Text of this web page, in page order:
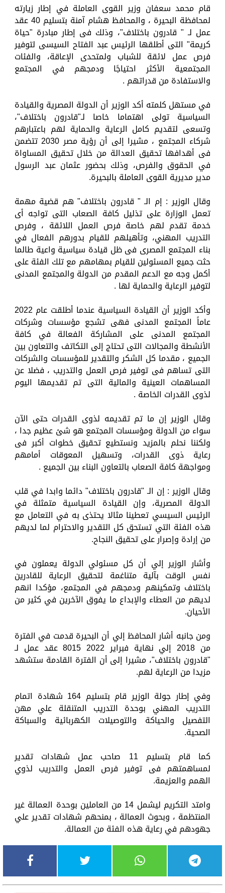
قام محمد سعفان وزير القوى العاملة في إطار زيارته
لمحافظة البحيرة ، والمحافظ هشام آمنة بتسليم 40 عقد
عمل لـ " قادرون باختلاف"، وذلك فى إطار مبادرة "حياة
كريمة" التى أطلقها الرئيس عبد الفتاح السيسى لتوفير
فرص عمل لائقة للشباب ولمتحدى الإعاقة، والفئات
المجتمعية الأكثر احتياجًا ودمجهم في المجتمع
والاستفادة من قدراتهم .
في مستهل كلمته أكد الوزير أن الدولة المصرية والقيادة
السياسية تولى اهتماما خاصا لـ"قادرون باختلاف"،
وتسعى لتقديم كامل الرعاية والحماية لهم باعتبارهم
شركاء المجتمع ، مشيرا إلى أن رؤية مصر 2030 تتضمن
فى أهدافها تحقيق العدالة من خلال تحقيق المساواة
في الحقوق والفرص، وذلك بحضور عثمان عبد الرسول
مدير مديرية القوى العاملة بالبحيرة.
وقال الوزير : إم الـ " قادرون باختلاف" هم قضية مهمة
تعمل الوزارة على تذليل كافة الصعاب التى تواجه أى
خدمة تقدم لهم خاصة فرص العمل اللائقة ، وفرص
التدريب المهني، وتأهيلهم للقيام بدورهم الفعال في
بناء المجتمع المصرى فى ظل قيادة سياسية واعية طالما
حثت جميع المسئولين للقيام بمهامهم مع تلك الفئة على
أكمل وجه مع الدعم المقدم من الدولة والمجتمع المدنى
لتوفير الرعاية والحماية لها .
وأكد الوزير أن القيادة السياسية عندما أطلقت عام 2022
عاماً المجتمع المدنى فهى تشجع مؤسسات وشركات
المجتمع المدنى على المشاركة الفعالة في كافة
الأنشطة والمجالات التى تحتاج إلى التكاتف والتعاون بين
الجميع ، مقدما كل الشكر والتقدير للمؤسسات والشركات
التى تساهم فى توفير فرص العمل والتدريب ، فضلا عن
المساهمات العينية والمالية التى تم تقديمها اليوم
لذوى القدرات الخاصة .
وقال الوزير إن ما تم تقديمه لذوى القدرات حتى الآن
سواء من الدولة ومؤسسات المجتمع هو شئ عظيم جدا ،
ولكننا نحلم بالمزيد ونستطيع تحقيق خطوات أكبر فى
رعاية ذوى القدرات، وتسهيل المعوقات أمامهم
ومواجهة كافة الصعاب بالتعاون البناء بين الجميع .
وقال الوزير : إن الـ "قادرون باختلاف" دائما وابدا في قلب
الدولة المصرية، وإن القيادة السياسية متمثلة في
الرئيس السيسي تعطينا مثالا يحتذى به في التعامل مع
هذه الفئة التي تستحق كل التقدير والاحترام لما لديهم
من إرادة وإصرار على تحقيق النجاح.
وأشار الوزير إلي أن كل مسئولي الدولة يعملون في
نفس الوقت بآلية متناغمة لتحقيق الرعاية للقادرين
باختلاف وتمكينهم ودمجهم في المجتمع، مؤكدا انهم
لديهم من العطاء والإبداع ما يفوق الآخرين في كثير من
الأحيان.
ومن جانبه أشار المحافظ إلي أن البحيرة قدمت في الفترة
من 2018 إلي نهاية فبراير 2022 8015 عقد عمل لـ
"قادرون باختلاف"، مشيرا إلى أن الفترة القادمة ستشهد
مزيدا من الرعاية لهم.
وفي إطار جولة الوزير قام بتسليم 164 شهادة اتمام
التدريب المهني بوحدة التدريب المتنقلة علي مهن
التفصيل والحياكة والتوصيلات الكهربائية والسباكة
الصحية.
كما قام بتسليم 11 صاحب عمل شهادات تقدير
لمساهمتهم فى توفير فرص العمل والتدريب لذوي
الهمم والعزيمة.
وامتد التكريم ليشمل 14 من العاملين بوحدة العمالة غير
المنتظمة ، وبحوث العمالة ، بمنحهم شهادات تقدير علي
جهودهم في رعاية هذه الفئة من العمالة.